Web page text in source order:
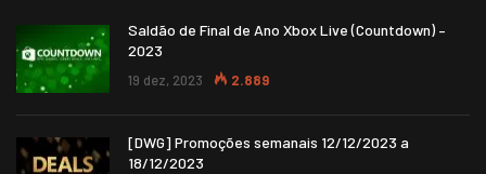
Saldão de Final de Ano Xbox Live (Countdown) –
2023
19 dez, 2023 2.889
[DWG] Promoções semanais 12/12/2023 a
18/12/2023